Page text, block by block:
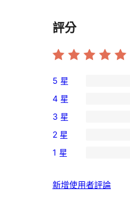
評分
2
個
5
星
使
者
5 星
0
個
4
星
用
4 星
0
個
3
使
3 星
0
個
星
2 星
0
1
1 星
新增使用者評論